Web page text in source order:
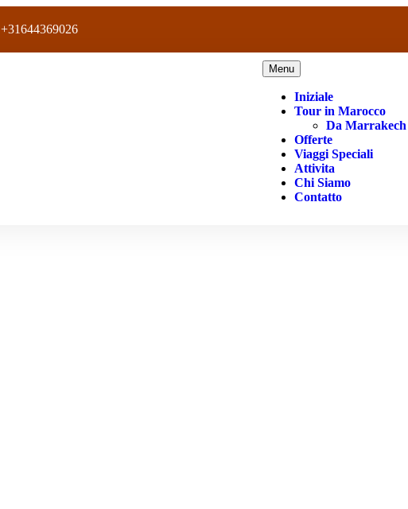
+31644369026
Menu
Iniziale
Tour in Marocco
Da Marrakech
Offerte
Viaggi Speciali
Attivita
Chi Siamo
Contatto